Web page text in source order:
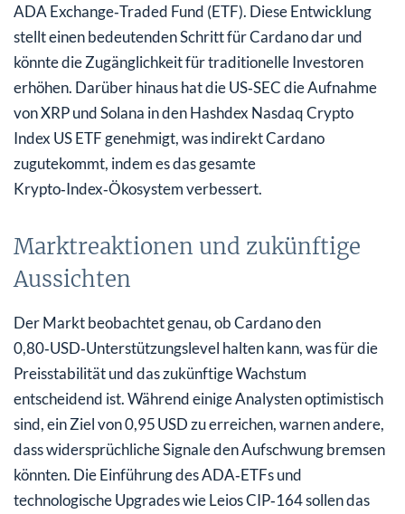
ADA Exchange‑Traded Fund (ETF). Diese Entwicklung
stellt einen bedeutenden Schritt für Cardano dar und
könnte die Zugänglichkeit für traditionelle Investoren
erhöhen. Darüber hinaus hat die US‑SEC die Aufnahme
von XRP und Solana in den Hashdex Nasdaq Crypto
Index US ETF genehmigt, was indirekt Cardano
zugutekommt, indem es das gesamte
Krypto‑Index‑Ökosystem verbessert.
Marktreaktionen und zukünftige
Aussichten
Der Markt beobachtet genau, ob Cardano den
0,80‑USD‑Unterstützungslevel halten kann, was für die
Preisstabilität und das zukünftige Wachstum
entscheidend ist. Während einige Analysten optimistisch
sind, ein Ziel von 0,95 USD zu erreichen, warnen andere,
dass widersprüchliche Signale den Aufschwung bremsen
könnten. Die Einführung des ADA‑ETFs und
technologische Upgrades wie Leios CIP‑164 sollen das